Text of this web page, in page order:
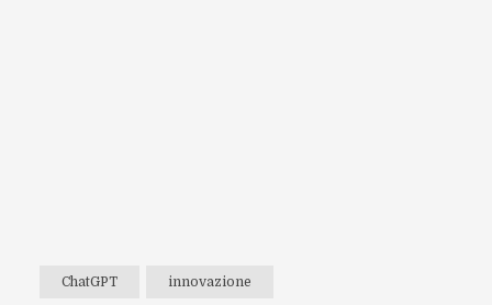
ChatGPT innovazione